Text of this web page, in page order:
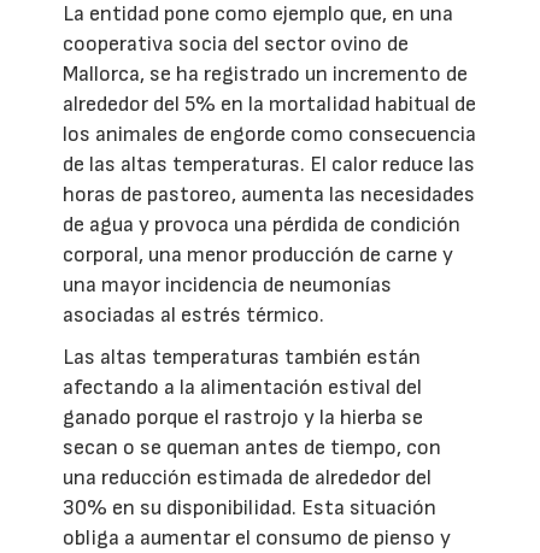
La entidad pone como ejemplo que, en una
cooperativa socia del sector ovino de
Mallorca, se ha registrado un incremento de
alrededor del 5% en la mortalidad habitual de
los animales de engorde como consecuencia
de las altas temperaturas. El calor reduce las
horas de pastoreo, aumenta las necesidades
de agua y provoca una pérdida de condición
corporal, una menor producción de carne y
una mayor incidencia de neumonías
asociadas al estrés térmico.
Las altas temperaturas también están
afectando a la alimentación estival del
ganado porque el rastrojo y la hierba se
secan o se queman antes de tiempo, con
una reducción estimada de alrededor del
30% en su disponibilidad. Esta situación
obliga a aumentar el consumo de pienso y